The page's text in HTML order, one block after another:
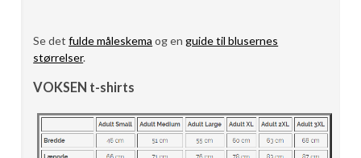
Se detfulde måleskema og enguide til blusernes
størrelser.
VOKSEN t-shirts